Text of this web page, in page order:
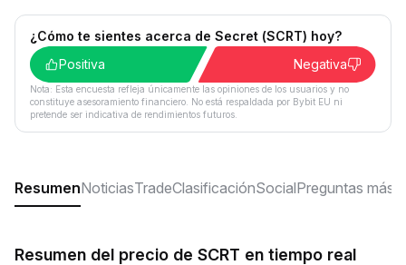
¿Cómo te sientes acerca de Secret (SCRT) hoy?
Positiva
Negativa
Nota: Esta encuesta refleja únicamente las opiniones de los usuarios y no
constituye asesoramiento financiero. No está respaldada por Bybit EU ni
pretende ser indicativa de rendimientos futuros.
ResumenNoticiasTradeClasificaciónSocialPreguntas más
Resumen del precio de SCRT en tiempo real